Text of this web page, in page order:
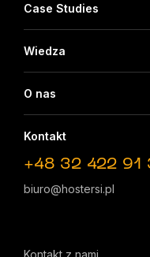
Case Studies
Wiedza
O nas
Kontakt
+48 32 422 91
biuro@hostersi.pl
Kontakt z nami